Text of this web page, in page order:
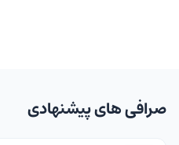
صرافی های پیشنهادی